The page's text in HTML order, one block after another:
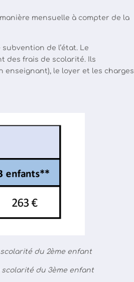
mensuelle à compter de la
de l’état. Le
des frais de scolarité. Ils
le loyer et les charges
du 2ème enfant
du 3ème enfant